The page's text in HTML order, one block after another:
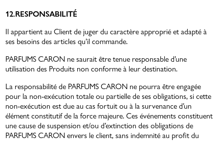
12.RESPONSABILITÉ
Il appartient au Client de juger du caractère approprié et adapté à
ses besoins des articles qu’il commande.
PARFUMS CARON ne saurait être tenue responsable d’une
utilisation des Produits non conforme à leur destination.
La responsabilité de PARFUMS CARON ne pourra être engagée
pour la non-exécution totale ou partielle de ses obligations, si cette
non-exécution est due au cas fortuit ou à la survenance d’un
élément constitutif de la force majeure. Ces événements constituent
une cause de suspension et/ou d’extinction des obligations de
PARFUMS CARON envers le client, sans indemnité au profit du